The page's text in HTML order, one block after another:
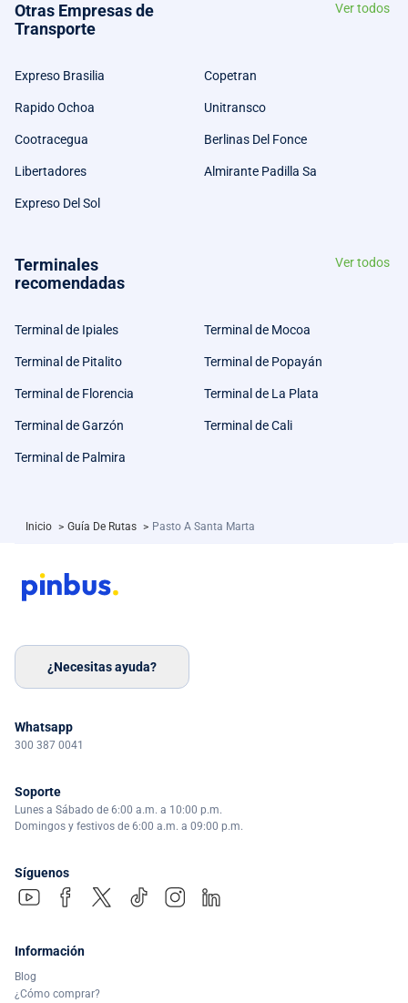
Otras Empresas de
Transporte
Ver todos
Expreso Brasilia Copetran
Rapido Ochoa Unitransco
Cootracegua Berlinas Del Fonce
Libertadores Almirante Padilla Sa
Expreso Del Sol
Terminales
recomendadas
Ver todos
Terminal de Ipiales Terminal de Mocoa
Terminal de Pitalito Terminal de Popayán
Terminal de Florencia Terminal de La Plata
Terminal de Garzón Terminal de Cali
Terminal de Palmira
Inicio > Guía De Rutas > Pasto A Santa Marta
¿Necesitas ayuda?
Whatsapp
300 387 0041
Soporte
Lunes a Sábado de 6:00 a.m. a 10:00 p.m.
Domingos y festivos de 6:00 a.m. a 09:00 p.m.
Síguenos
Información
Blog
¿Cómo comprar?